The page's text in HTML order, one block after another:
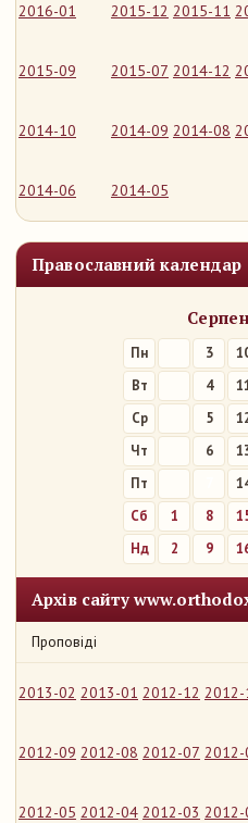
2016-01 2015-12 2015-11
2015-09 2015-07 2014-12
2014-10 2014-09 2014-08
2014-06 2014-05
Православний календар
Пн 3
Вт
4
Ср
5
Чт
6
Пт
Сб
1 8
Нд
2 9
Архів сайту
Проповіді
2013-02 2013-01 2012-12 2012-
2012-09 2012-08 2012-07 2012-
2012-05 2012-04 2012-03 2012-